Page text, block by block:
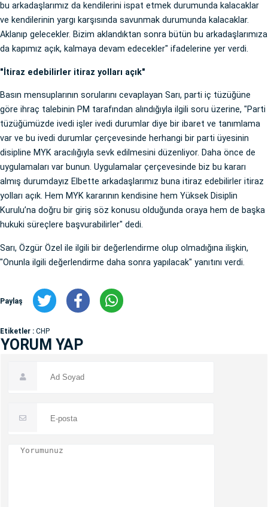
bu arkadaşlarımız da kendilerini ispat etmek durumunda kalacaklar
ve kendilerinin yargı karşısında savunmak durumunda kalacaklar.
Aklanıp gelecekler. Bizim aklandıktan sonra bütün bu arkadaşlarımıza
da kapımız açık, kalmaya devam edecekler" ifadelerine yer verdi.
"İtiraz edebilirler itiraz yolları açık"
Basın mensuplarının sorularını cevaplayan Sarı, parti iç tüzüğüne
göre ihraç talebinin PM tarafından alındığıyla ilgili soru üzerine, "Parti
tüzüğümüzde ivedi işler ivedi durumlar diye bir ibaret ve tanımlama
var ve bu ivedi durumlar çerçevesinde herhangi bir parti üyesinin
disipline MYK aracılığıyla sevk edilmesini düzenliyor. Daha önce de
uygulamaları var bunun. Uygulamalar çerçevesinde biz bu kararı
almış durumdayız Elbette arkadaşlarımız buna itiraz edebilirler itiraz
yolları açık. Hem MYK kararının kendisine hem Yüksek Disiplin
Kurulu’na doğru bir giriş söz konusu olduğunda oraya hem de başka
hukuki süreçlere başvurabilirler" dedi.
Sarı, Özgür Özel ile ilgili bir değerlendirme olup olmadığına ilişkin,
"Onunla ilgili değerlendirme daha sonra yapılacak" yanıtını verdi.
Paylaş
Etiketler : CHP
YORUM YAP